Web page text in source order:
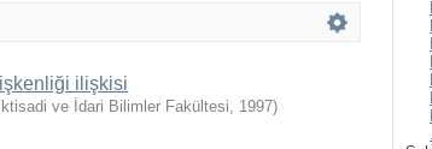
ilişkisi
ve İdari Bilimler Fakültesi, 1997)